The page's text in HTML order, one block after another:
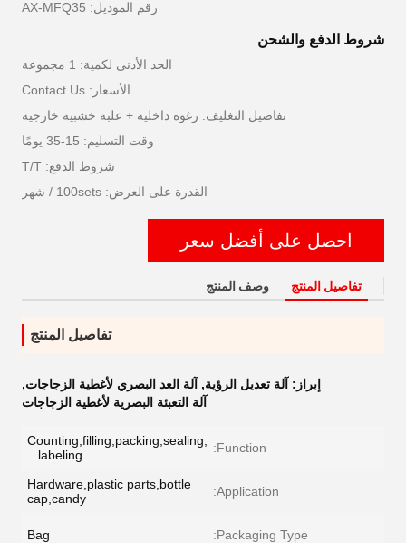
رقم الموديل: AX-MFQ35
شروط الدفع والشحن
الحد الأدنى لكمية: 1 مجموعة
الأسعار: Contact Us
تفاصيل التغليف: رغوة داخلية + علبة خشبية خارجية
وقت التسليم: 15-35 يومًا
شروط الدفع: T/T
القدرة على العرض: 100sets / شهر
احصل على أفضل سعر
تفاصيل المنتج وصف المنتج
تفاصيل المنتج
إبراز: آلة تعديل الرؤية, آلة العد البصري لأغطية الزجاجات,
آلة التعبئة البصرية لأغطية الزجاجات
Function:
Counting,filling,packing,sealing,
labeling...
Application:
Hardware,plastic parts,bottle
cap,candy
Packaging Type:
Bag